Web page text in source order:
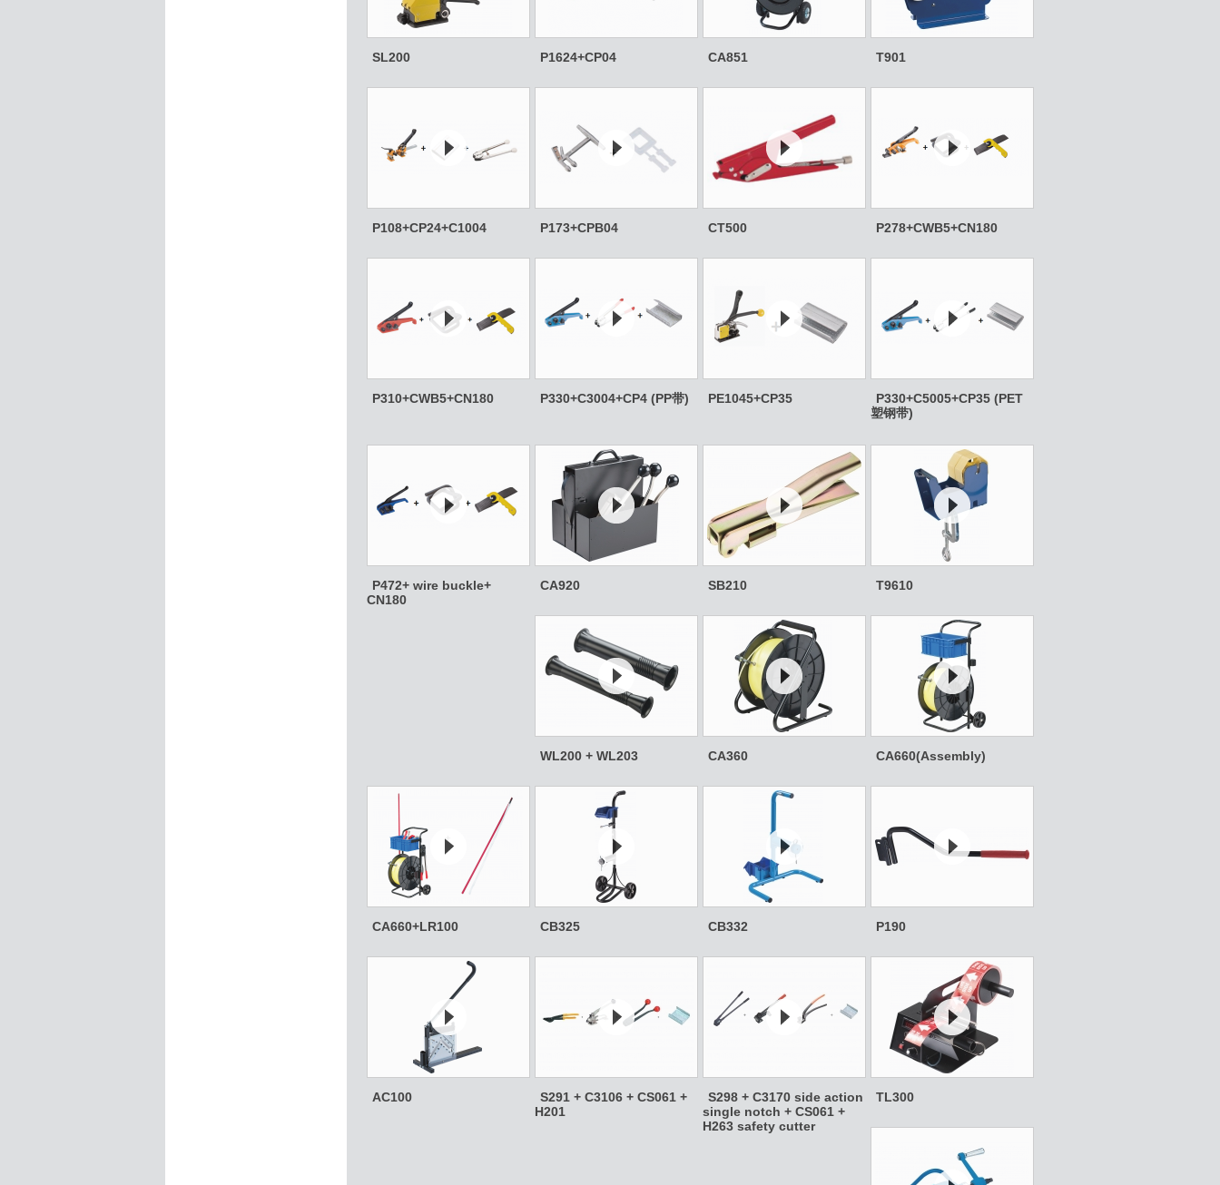
SL200 P1624+CP04 CA851 T901
P108+CP24+C1004 P173+CPB04 CT500 P278+CWB5+CN180
P310+CWB5+CN180 P330+C3004+CP4 (PP带) PE1045+CP35
P330+C5005+CP35 (PET
塑钢带)
P472+ wire buckle+
CN180
CA920 SB210 T9610
WL200 + WL203 CA360 CA660(Assembly)
CA660+LR100 CB325 CB332 P190
AC100
S291 + C3106 + CS061 +
H201
S298 + C3170 side action
single notch + CS061 +
H263 safety cutter
TL300